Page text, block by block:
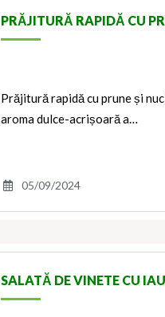
PRĂJITURĂ RAPIDĂ CU
Prăjitură rapidă cu prune și
aroma dulce-acrișoară a…
05/09/2024
SALATĂ DE VINETE CU